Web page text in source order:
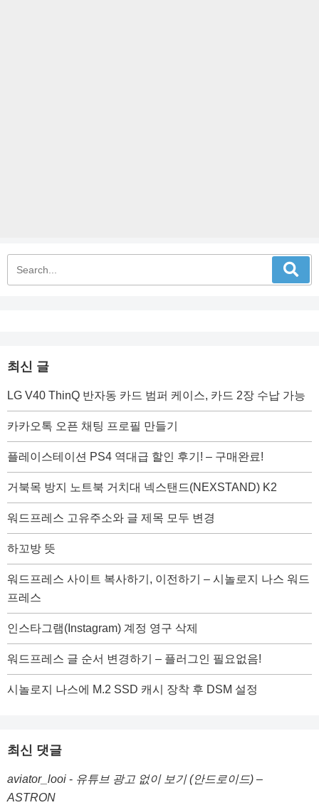
최신 글
LG V40 ThinQ 반자동 카드 범퍼 케이스, 카드 2장 수납 가능
카카오톡 오픈 채팅 프로필 만들기
플레이스테이션 PS4 역대급 할인 후기! – 구매완료!
거북목 방지 노트북 거치대 넥스탠드(NEXSTAND) K2
워드프레스 고유주소와 글 제목 모두 변경
하꼬방 뜻
워드프레스 사이트 복사하기, 이전하기 – 시놀로지 나스 워드
프레스
인스타그램(Instagram) 계정 영구 삭제
워드프레스 글 순서 변경하기 – 플러그인 필요없음!
시놀로지 나스에 M.2 SSD 캐시 장착 후 DSM 설정
최신 댓글
aviator_looi - 유튜브 광고 없이 보기 (안드로이드) –
ASTRON